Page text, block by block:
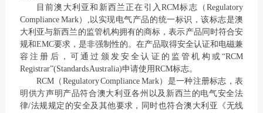
目前澳大利亚和新西兰正在引入RCM标志（Regulatory
Compliance Mark）,以实现电气产品的统一标识，该标志是澳
大利亚与新西兰的监管机构拥有的商标，表示产品同时符合安
规和EMC要求，是非强制性的。在产品取得安全认证和电磁兼
容注册后，可通过颁发安全认证的监管机构或“RCM
Registrar”(Standards Australia)申请使用RCM标志。
RCM（Regulatory Compliance Mark）是一种注册标志，表
明供方声明产品符合澳大利亚各州以及新西兰的电气安全法
律/法规规定的安全及其他要求，同时也符合澳大利亚《无线